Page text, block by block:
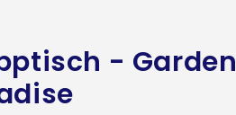
- Garden